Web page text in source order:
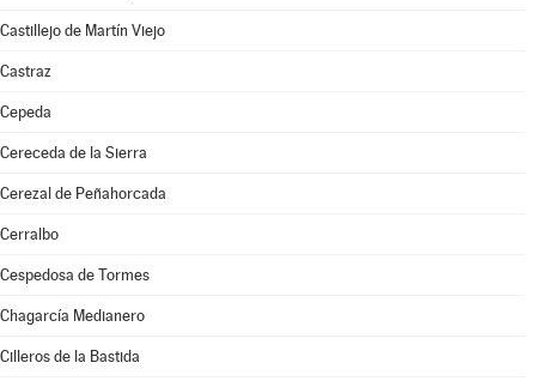
Castillejo de Martín Viejo
Castraz
Cepeda
Cereceda de la Sierra
Cerezal de Peñahorcada
Cerralbo
Cespedosa de Tormes
Chagarcía Medianero
Cilleros de la Bastida